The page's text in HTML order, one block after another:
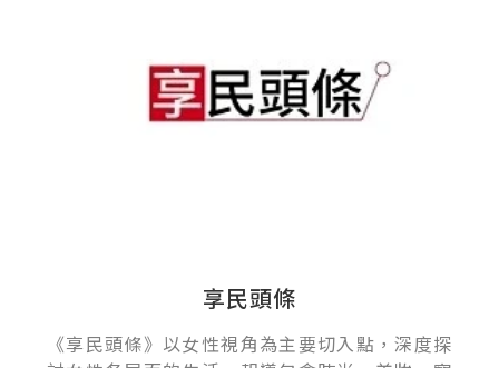
享民頭條
《享民頭條》以女性視角為主要切入點，深度探